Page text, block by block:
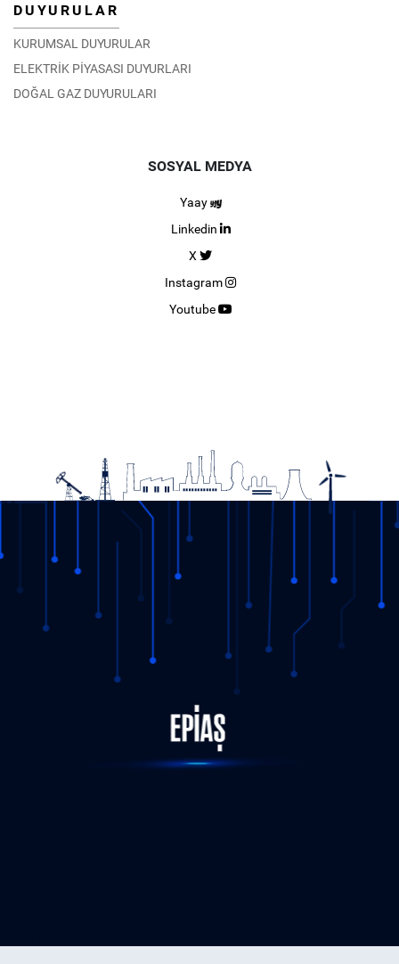
DUYURULAR
KURUMSAL DUYURULAR
ELEKTRİK PİYASASI DUYURLARI
DOĞAL GAZ DUYURULARI
SOSYAL MEDYA
Yaay
Linkedin
X
Instagram
Youtube